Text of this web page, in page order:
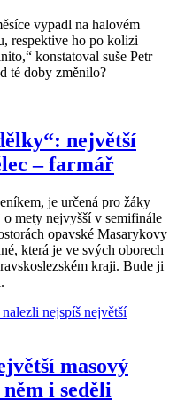
vypadl na halovém
respektive ho po kolizi
konstatoval suše Petr
té doby změnilo?
největší
– farmář
je určená pro žáky
mety nejvyšší v semifinále
opavské Masarykovy
která je ve svých oborech
kraji. Bude ji
masový
i seděli